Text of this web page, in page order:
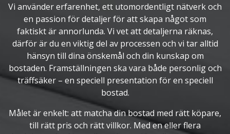
Vi använder erfarenhet, ett utomordentligt nätverk och
en passion för detaljer för att skapa något som
faktiskt är annorlunda. Vi vet att detaljerna räknas,
därför är du en viktig del av processen och vi tar alltid
hänsyn till dina önskemål och din kunskap om
bostaden. Framställningen ska vara både personlig och
träffsäker – en speciell presentation för en speciell
bostad.
Målet är enkelt: att matcha din bostad med rätt köpare,
till rätt pris och rätt villkor. Med en eller flera